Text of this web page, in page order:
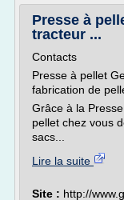
Presse à
tracteur ...
Contacts
Presse à pellet
fabrication de
Grâce à la
pellet chez vous
sacs...
Lire la suite
Site : http://